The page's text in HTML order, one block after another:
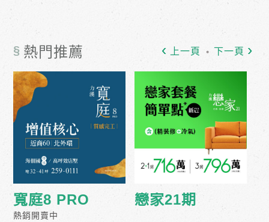
§ 熱門推薦 上一頁 下一頁
寬庭8 PRO
熱銷開賣中
戀家21期